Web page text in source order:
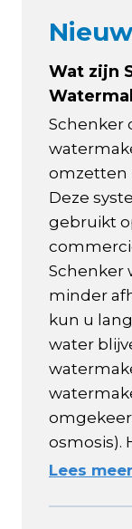
Wat zijn
Schenker
omzetten
Deze
gebruikt
Schenker
minder
kun u
water
osmosis).
Lees